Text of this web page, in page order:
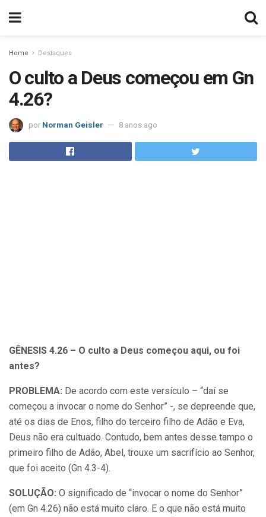
Home Destaques
O culto a Deus começou em Gn
4.26?
por Norman Geisler 8 anos ago
GÊNESIS 4.26 – O culto a Deus começou aqui, ou foi
antes?
PROBLEMA: De acordo com este versículo – “daí se
começou a invocar o nome do Senhor” -, se depreende que,
até os dias de Enos, filho do terceiro filho de Adão e Eva,
Deus não era cultuado. Contudo, bem antes desse tampo o
primeiro filho de Adão, Abel, trouxe um sacrifício ao Senhor,
que foi aceito (Gn 4.3-4).
SOLUÇÃO: O significado de “invocar o nome do Senhor”
(em Gn 4.26) não está muito claro. E o que não está muito